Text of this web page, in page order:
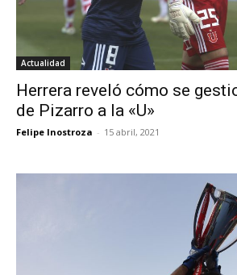
Actualidad
Herrera reveló cómo se
de Pizarro a la «U»
Felipe Inostroza - 15 abril, 2021